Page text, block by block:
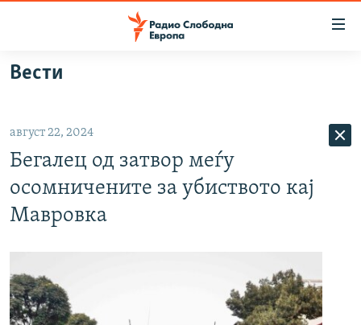
Оди
на
главната
навигација
Премини
на
ВИЗУЕЛНО
ПРИЈАВИ СЕ ЗА ЊУЗЛЕТЕР
СЛЕДЕТЕ НЕ
Вести
август 22, 2024
Бегалец од затвор меѓу
осомничените за убиството кај
Мавровка